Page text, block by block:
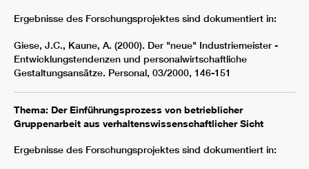
Ergebnisse des Forschungsprojektes sind dokumentiert in:
Giese, J.C., Kaune, A. (2000). Der "neue" Industriemeister -
Entwicklungstendenzen und personalwirtschaftliche
Gestaltungsansätze. Personal, 03/2000, 146-151
Thema: Der Einführungsprozess von betrieblicher
Gruppenarbeit aus verhaltenswissenschaftlicher Sicht
Ergebnisse des Forschungsprojektes sind dokumentiert in: